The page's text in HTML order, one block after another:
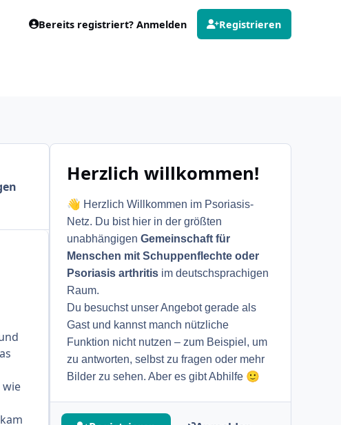
Bereits registriert? Anmelden Registrieren
Herzlich willkommen!
👋 Herzlich Willkommen im Psoriasis-
Netz. Du bist hier in der größten
unabhängigenGemeinschaft für
Menschen mit Schuppenflechte oder
Psoriasis arthritis im deutschsprachigen
Raum.
Du besuchst unser Angebot gerade als
Gast und kannst manch nützliche
Funktion nicht nutzen – zum Beispiel, um
zu antworten, selbst zu fragen oder mehr
Bilder zu sehen. Aber es gibt Abhilfe 🙂